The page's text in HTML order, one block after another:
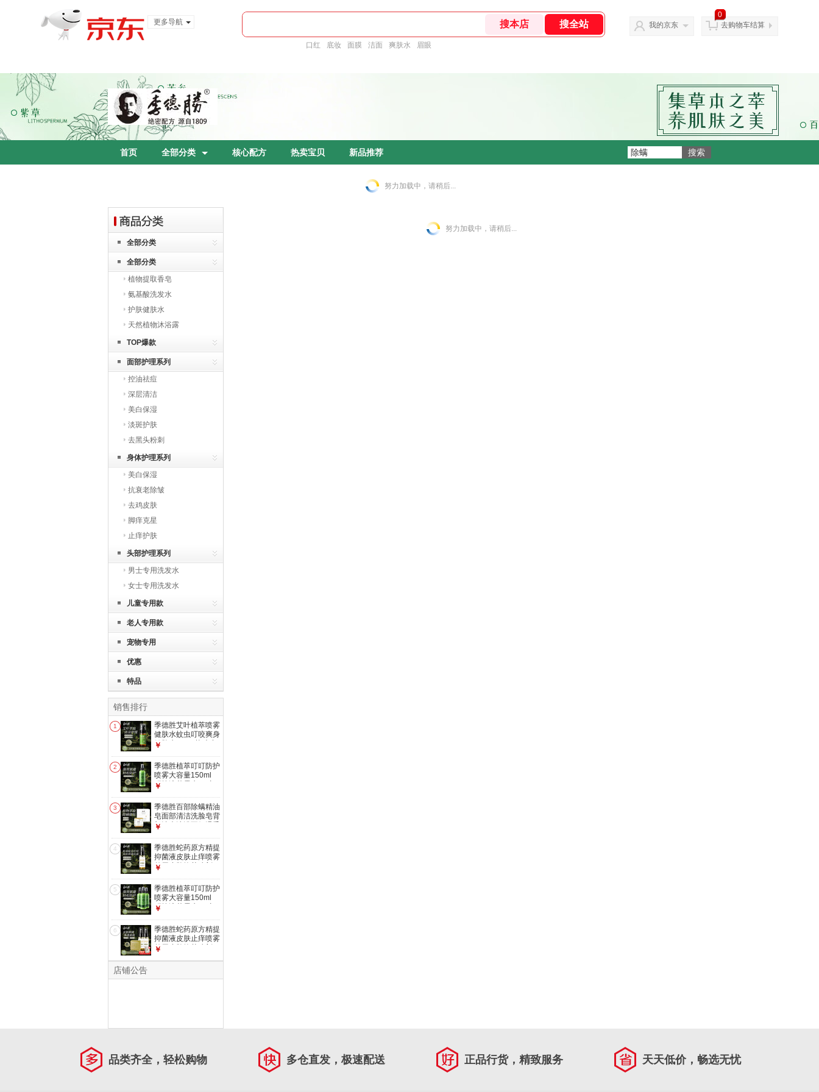
更多导航
口红 底妆 面膜 洁面 爽肤水 眉眼
我的京东
0
去购物车结算
首页 全部分类 核心配方 热卖宝贝 新品推荐
努力加载中，请稍后...
全部分类
全部分类
植物提取香皂
氨基酸洗发水
护肤健肤水
天然植物沐浴露
TOP爆款
面部护理系列
控油祛痘
深层清洁
美白保湿
淡斑护肤
去黑头粉刺
身体护理系列
美白保湿
抗衰老除皱
去鸡皮肤
脚痒克星
止痒护肤
头部护理系列
男士专用洗发水
女士专用洗发水
儿童专用款
老人专用款
宠物专用
优惠
特品
销售排行
1
季德胜艾叶植萃喷雾
健肤水蚊虫叮咬爽身
健肤水50ml 艾叶止
￥
2
季德胜植萃叮叮防护
喷雾大容量150ml
驱蚊液花露水 一支
￥
3
季德胜百部除螨精油
皂面部清洁洗脸皂背
部清爽沐浴不假滑香
90g
￥
4
季德胜蛇药原方精提
抑菌液皮肤止痒喷雾
外用皮肤抑菌喷剂
￥
5
季德胜植萃叮叮防护
喷雾大容量150ml
驱蚊液花露水 三支
￥
6
季德胜蛇药原方精提
抑菌液皮肤止痒喷雾
外用皮肤抑菌喷剂
￥
店铺公告
努力加载中，请稍后...
品类齐全，轻松购物 多仓直发，极速配送 正品行货，精致服务 天天低价，畅选无忧